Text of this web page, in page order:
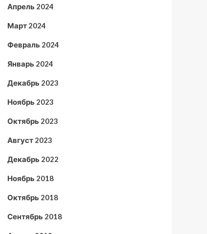
Апрель 2024
Март 2024
Февраль 2024
Январь 2024
Декабрь 2023
Ноябрь 2023
Октябрь 2023
Август 2023
Декабрь 2022
Ноябрь 2018
Октябрь 2018
Сентябрь 2018